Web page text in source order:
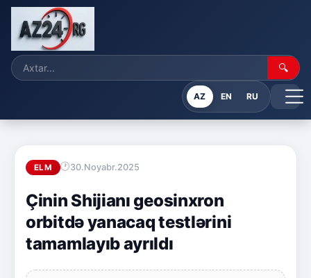
🔍
AZ EN RU
ELM 30.Noyabr.2025
Çinin Shijianı geosinxron
orbitdə yanacaq testlərini
tamamlayıb ayrıldı